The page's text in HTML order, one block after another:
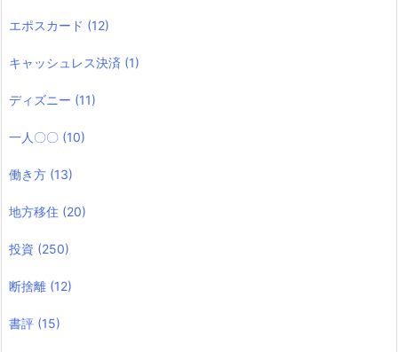
エポスカード (12)
キャッシュレス決済 (1)
ディズニー (11)
一人〇〇 (10)
働き方 (13)
地方移住 (20)
投資 (250)
断捨離 (12)
書評 (15)